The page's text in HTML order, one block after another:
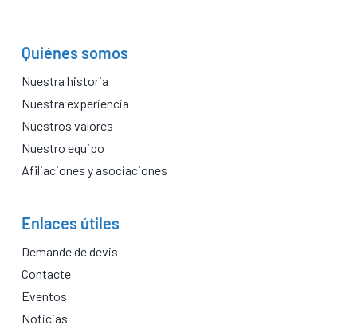
Quiénes somos
Nuestra historia
Nuestra experiencia
Nuestros valores
Nuestro equipo
Afiliaciones y asociaciones
Enlaces útiles
Demande de devis
Contacte
Eventos
Noticias